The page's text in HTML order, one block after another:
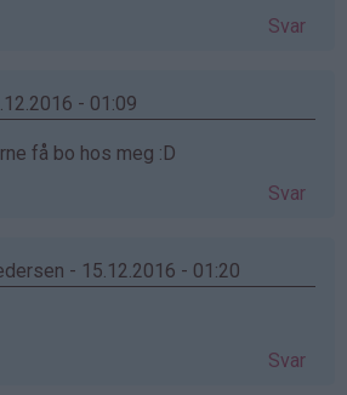
Svar
- 01:09
få bo hos meg :D
Svar
- 15.12.2016 - 01:20
Svar